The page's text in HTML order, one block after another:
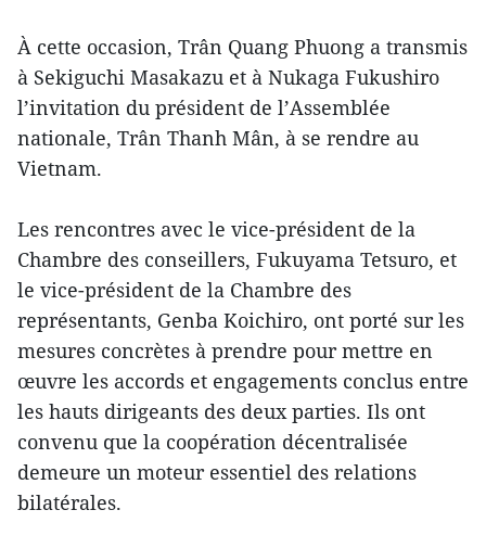
À cette occasion, Trân Quang Phuong a transmis
à Sekiguchi Masakazu et à Nukaga Fukushiro
l’invitation du président de l’Assemblée
nationale, Trân Thanh Mân, à se rendre au
Vietnam.
Les rencontres avec le vice-président de la
Chambre des conseillers, Fukuyama Tetsuro, et
le vice-président de la Chambre des
représentants, Genba Koichiro, ont porté sur les
mesures concrètes à prendre pour mettre en
œuvre les accords et engagements conclus entre
les hauts dirigeants des deux parties. Ils ont
convenu que la coopération décentralisée
demeure un moteur essentiel des relations
bilatérales.